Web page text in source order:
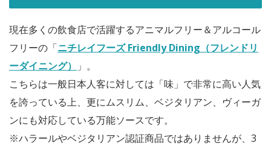
現在多くの飲食店で活躍するアニマルフリー＆アルコール
フリーの「ニチレイフーズ Friendly Dining（フレンドリ
ーダイニング）
」。
こちらは一般日本人客に対しては「味」で非常に高い人気
を誇っている上、更にムスリム、ベジタリアン、ヴィーガ
ンにも対応している万能ソースです。
※ハラールやベジタリアン認証商品ではありませんが、3